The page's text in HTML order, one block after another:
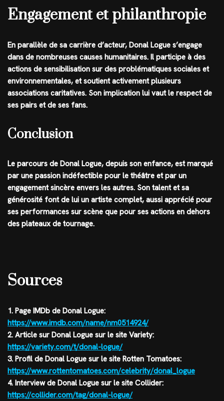
Engagement et philanthropie
En parallèle de sa carrière d’acteur, Donal Logue s’engage
dans de nombreuses causes humanitaires. Il participe à des
actions de sensibilisation sur des problématiques sociales et
environnementales, et soutient activement plusieurs
associations caritatives. Son implication lui vaut le respect de
ses pairs et de ses fans.
Conclusion
Le parcours de Donal Logue, depuis son enfance, est marqué
par une passion indéfectible pour le théâtre et par un
engagement sincère envers les autres. Son talent et sa
générosité font de lui un artiste complet, aussi apprécié pour
ses performances sur scène que pour ses actions en dehors
des plateaux de tournage.
Sources
1. Page IMDb de Donal Logue:
https://www.imdb.com/name/nm0514924/
2. Article sur Donal Logue sur le site Variety:
https://variety.com/t/donal-logue/
3. Profil de Donal Logue sur le site Rotten Tomatoes:
https://www.rottentomatoes.com/celebrity/donal_logue
4. Interview de Donal Logue sur le site Collider:
https://collider.com/tag/donal-logue/